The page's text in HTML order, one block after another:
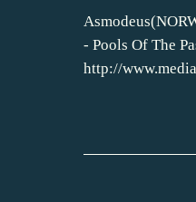
- Pools Of The
http://